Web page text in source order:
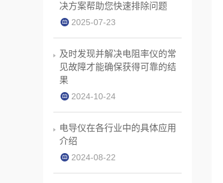
决方案帮助您快速排除问题
2025-07-23
及时发现并解决电阻率仪的常
见故障才能确保获得可靠的结
果
2024-10-24
电导仪在各行业中的具体应用
介绍
2024-08-22